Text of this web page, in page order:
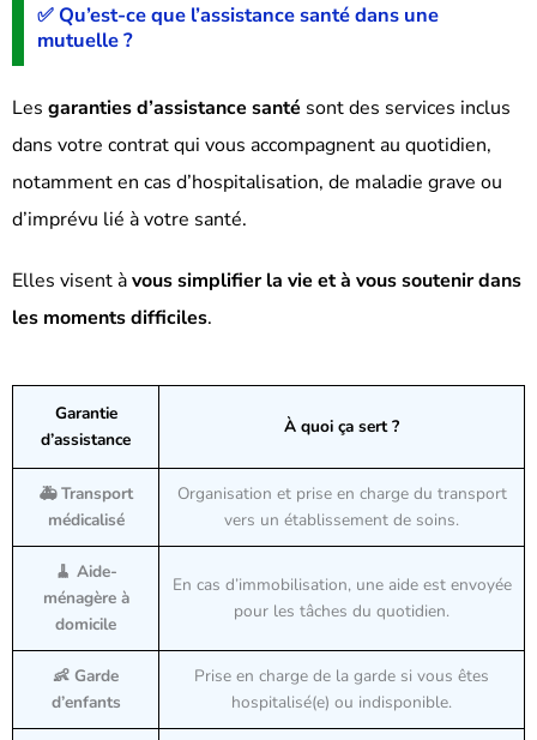
✅ Qu’est-ce que l’assistance santé dans une
mutuelle ?
Les garanties d’assistance santé sont des services inclus
dans votre contrat qui vous accompagnent au quotidien,
notamment en cas d’hospitalisation, de maladie grave ou
d’imprévu lié à votre santé.
Elles visent àvous simplifier la vie et à vous soutenir dans
les moments difficiles.
Garantie
d’assistance
À quoi ça sert ?
🚑 Transport
médicalisé
Organisation et prise en charge du transport
vers un établissement de soins.
🧹 Aide-
ménagère à
domicile
En cas d’immobilisation, une aide est envoyée
pour les tâches du quotidien.
👶 Garde
d’enfants
Prise en charge de la garde si vous êtes
hospitalisé(e) ou indisponible.